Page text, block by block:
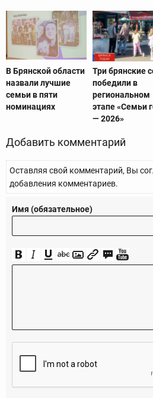
В Брянской области
назвали лучшие
семьи в пяти
номинациях
Три брянские
победили в
региональном
этапе «Семьи
— 2026»
Добавить комментарий
Оставляя свой комментарий, Вы
добавления комментариев.
Имя (обязательное)